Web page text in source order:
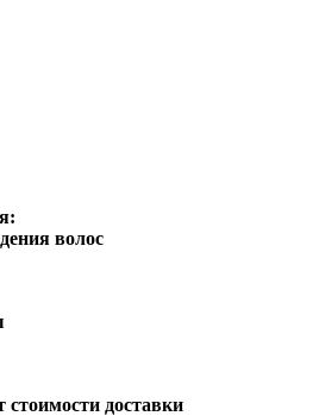
волос
стоимости доставки